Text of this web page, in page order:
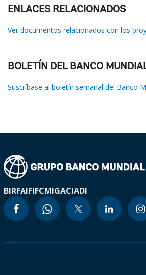
ENLACES RELACIONADOS
Ver documentos relacionados con los
BOLETÍN DEL BANCO
Suscríbase al boletín semanal del Banco
BIRFAIFIFCMIGACIADI